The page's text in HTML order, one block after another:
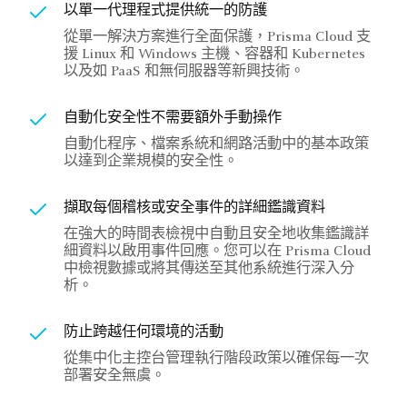
以單一代理程式提供統一的防護
從單一解決方案進行全面保護，Prisma Cloud 支
援 Linux 和 Windows 主機、容器和 Kubernetes
以及如 PaaS 和無伺服器等新興技術。
自動化安全性不需要額外手動操作
自動化程序、檔案系統和網路活動中的基本政策
以達到企業規模的安全性。
擷取每個稽核或安全事件的詳細鑑識資料
在強大的時間表檢視中自動且安全地收集鑑識詳
細資料以啟用事件回應。您可以在 Prisma Cloud
中檢視數據或將其傳送至其他系統進行深入分
析。
防止跨越任何環境的活動
從集中化主控台管理執行階段政策以確保每一次
部署安全無虞。